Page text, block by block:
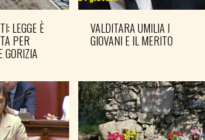
LEGGE È
PER
GORIZIA
VALDITARA UMILIA I
GIOVANI E IL MERITO